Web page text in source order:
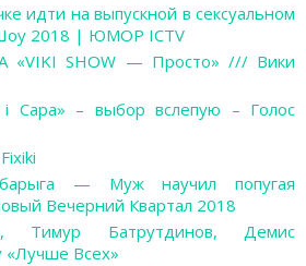
идти на выпускной в сексуальном
2018 | ЮМОР ICTV
«VIKI SHOW — Просто» /// Вики
Сара» – выбор вслепую – Голос
— Муж научил попугая
Вечерний Квартал 2018
Тимур Батрутдинов, Демис
Всех»